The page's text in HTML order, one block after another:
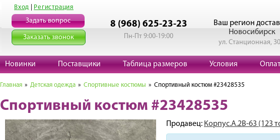
Вход Регистрация
Задать вопрос
Заказать звонок
8 (968) 625-23-23
Пн-Пт 9:00-19:00
Ваш регион
Новосибирск
ул. Станционная,
Новинки Поставщики Таблица размеров Условия
Главная » Детская одежда » Спортивные костюмы » Спортивный костюм #23428535
Спортивный костюм #23428535
Продавец: Корпус.А.2В-63 (123